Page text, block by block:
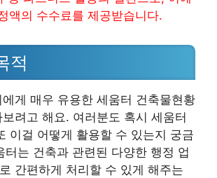
액의 수수료를 제공받습니다.
적
게 매우 유용한 세움터 건축물현황
려고 해요. 여러분도 혹시 세움터
이걸 어떻게 활용할 수 있는지 궁금
터는 건축과 관련된 다양한 행정 업
간편하게 처리할 수 있게 해주는